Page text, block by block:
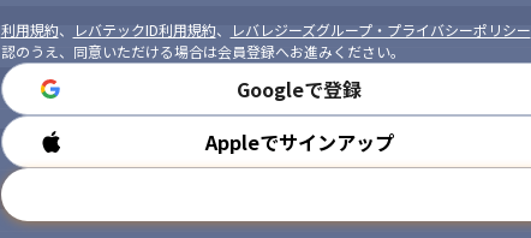
利用規約、 レバテックID利用規約、 レバレジーズグループ・プライバシーポリシー
認のうえ、同意いただける場合は会員登録へお進みください。
Googleで登録
Appleでサインアップ